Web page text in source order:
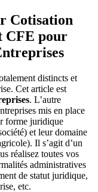
Cotisation
CFE pour
distincts et
Cet article est
. L’autre
mis en place
forme juridique
et leur domaine
Il s’agit d’un
réalisez toutes vos
administratives
de statut juridique,
etc.